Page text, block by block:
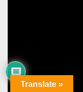
Translate »